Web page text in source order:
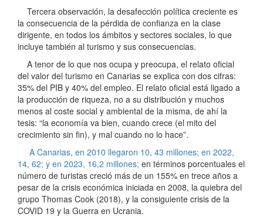
Tercera observación, la desafección política creciente es
la consecuencia de la pérdida de confianza en la clase
dirigente, en todos los ámbitos y sectores sociales, lo que
incluye también al turismo y sus consecuencias.
A tenor de lo que nos ocupa y preocupa, el relato oficial
del valor del turismo en Canarias se explica con dos cifras:
35% del PIB y 40% del empleo. El relato oficial está ligado a
la producción de riqueza, no a su distribución y muchos
menos al coste social y ambiental de la misma, de ahí la
tesis: “la economía va bien, cuando crece (el mito del
crecimiento sin fin), y mal cuando no lo hace”.
A Canarias, en 2010 llegaron 10, 43 millones; en 2022,
14, 62; y en 2023, 16,2 millones; en términos porcentuales el
número de turistas creció más de un 155% en trece años a
pesar de la crisis económica iniciada en 2008, la quiebra del
grupo Thomas Cook (2018), y la consiguiente crisis de la
COVID 19 y la Guerra en Ucrania.